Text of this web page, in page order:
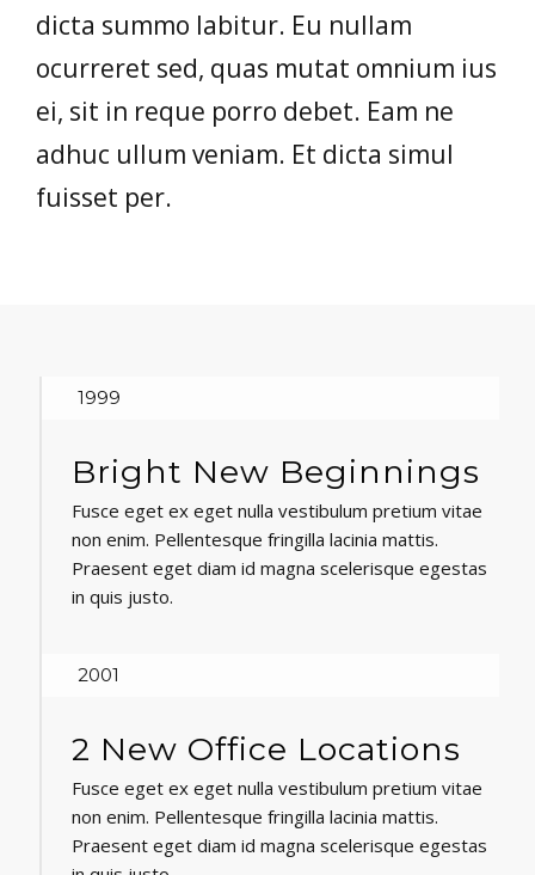
dicta summo labitur. Eu nullam
ocurreret sed, quas mutat omnium ius
ei, sit in reque porro debet. Eam ne
adhuc ullum veniam. Et dicta simul
fuisset per.
1999
Bright New Beginnings
Fusce eget ex eget nulla vestibulum pretium vitae
non enim. Pellentesque fringilla lacinia mattis.
Praesent eget diam id magna scelerisque egestas
in quis justo.
2001
2 New Office Locations
Fusce eget ex eget nulla vestibulum pretium vitae
non enim. Pellentesque fringilla lacinia mattis.
Praesent eget diam id magna scelerisque egestas